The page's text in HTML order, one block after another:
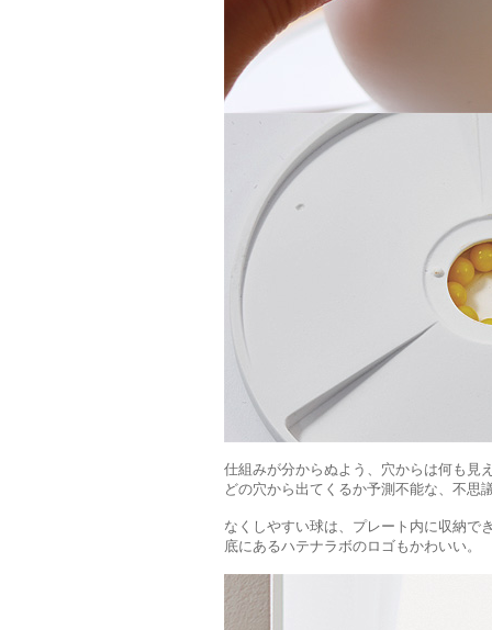
仕組みが分からぬよう、穴からは何も見
どの穴から出てくるか予測不能な、不思
なくしやすい球は、プレート内に収納で
底にあるハテナラボのロゴもかわいい。